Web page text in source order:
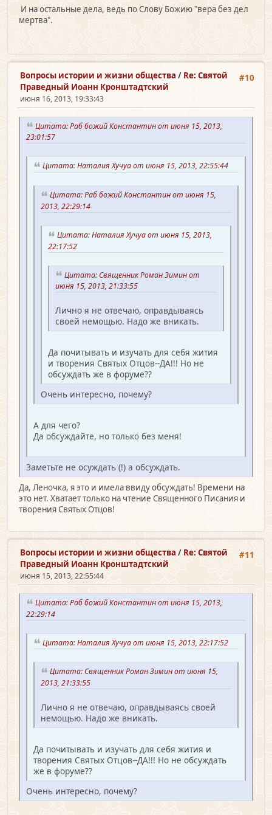
И на остальные дела, ведь по Слову Божию "вера без дел
мертва".
#10
Вопросы истории и жизни общества / Re: Святой
Праведный Иоанн Кронштадтский
июня 16, 2013, 19:33:43
Цитата: Раб божий Константин от июня 15, 2013,
23:01:57
Цитата: Наталия Хучуа от июня 15, 2013, 22:55:44
Цитата: Раб божий Константин от июня 15,
2013, 22:29:14
Цитата: Наталия Хучуа от июня 15, 2013,
22:17:52
Цитата: Священник Роман Зимин от
июня 15, 2013, 21:33:55
Лично я не отвечаю, оправдываясь
своей немощью. Надо же вникать.
Да почитывать и изучать для себя жития
и творения Святых Отцов--ДА!!! Но не
обсуждать же в форуме??
Очень интересно, почему?
А для чего?
Да обсуждайте, но только без меня!
Заметьте не осуждать (!) а обсуждать.
Да, Леночка, я это и имела ввиду обсуждать! Времени на
это нет. Хватает только на чтение Священного Писания и
творения Святых Отцов!
#11
Вопросы истории и жизни общества / Re: Святой
Праведный Иоанн Кронштадтский
июня 15, 2013, 22:55:44
Цитата: Раб божий Константин от июня 15, 2013,
22:29:14
Цитата: Наталия Хучуа от июня 15, 2013, 22:17:52
Цитата: Священник Роман Зимин от июня 15,
2013, 21:33:55
Лично я не отвечаю, оправдываясь своей
немощью. Надо же вникать.
Да почитывать и изучать для себя жития и
творения Святых Отцов--ДА!!! Но не обсуждать
же в форуме??
Очень интересно, почему?